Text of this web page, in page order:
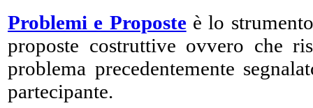
Problemi e Proposteè lo
proposte costruttive ovvero che
problema precedentemente
partecipante.